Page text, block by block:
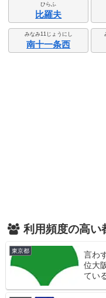
ひらふ
比羅夫
みなみ11じょうにし
南十一条西
利用頻度の高い
東京都
言わ
位大
てい